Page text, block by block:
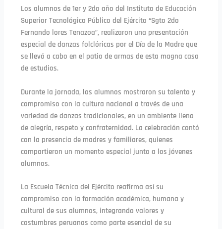
Los alumnos de 1er y 2do año del Instituto de Educación
Superior Tecnológico Público del Ejército “Sgto 2do
Fernando lores Tenazoa”, realizaron una presentación
especial de danzas folclóricas por el Día de la Madre que
se llevó a cabo en el patio de armas de esta magna casa
de estudios.
Durante la jornada, los alumnos mostraron su talento y
compromiso con la cultura nacional a través de una
variedad de danzas tradicionales, en un ambiente lleno
de alegría, respeto y confraternidad. La celebración contó
con la presencia de madres y familiares, quienes
compartieron un momento especial junto a los jóvenes
alumnos.
La Escuela Técnica del Ejército reafirma así su
compromiso con la formación académica, humana y
cultural de sus alumnos, integrando valores y
costumbres peruanas como parte esencial de su